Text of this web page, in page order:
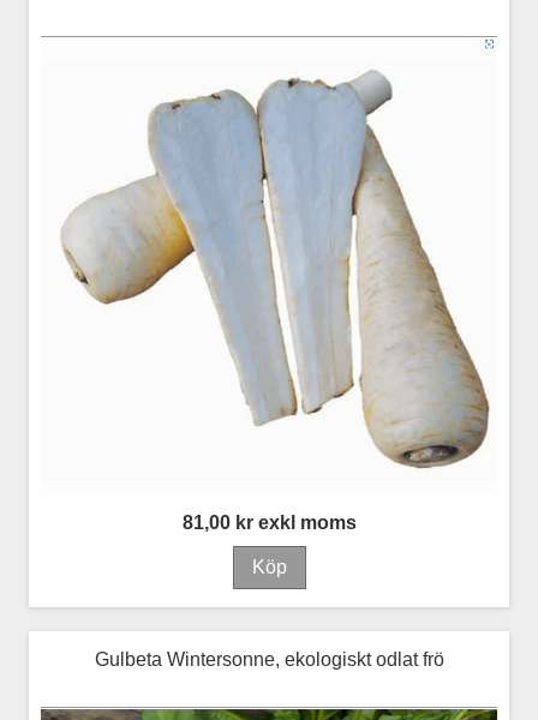
81,00 kr exkl moms
Gulbeta Wintersonne, ekologiskt odlat frö